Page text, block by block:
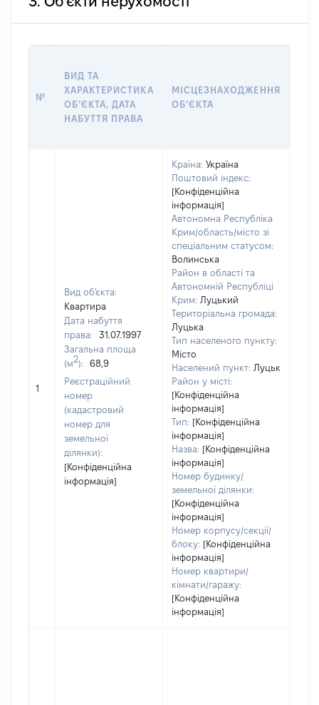
№
ВИД ТА
ХАРАКТЕРИСТИКА
ОБʼЄКТА, ДАТА
НАБУТТЯ ПРАВА
МІСЦЕЗНАХОДЖЕННЯ
ОБʼЄКТА
1
Вид об'єкта:
Квартира
Дата набуття
права:
31.07.1997
Загальна площа
(м2):
68,9
Реєстраційний
номер
(кадастровий
номер для
земельної
ділянки):
[Конфіденційна
інформація]
Країна: Україна
Поштовий індекс:
[Конфіденційна
інформація]
Автономна Республіка
Крим/область/місто зі
спеціальним статусом:
Волинська
Район в області та
Автономній Республіці
Крим: Луцький
Територіальна громада:
Луцька
Тип населеного пункту:
Місто
Населений пункт: Луцьк
Район у місті:
[Конфіденційна
інформація]
Тип: [Конфіденційна
інформація]
Назва: [Конфіденційна
інформація]
Номер будинку/
земельної ділянки:
[Конфіденційна
інформація]
Номер корпусу/секції/
блоку: [Конфіденційна
інформація]
Номер квартири/
кімнати/гаражу:
[Конфіденційна
інформація]